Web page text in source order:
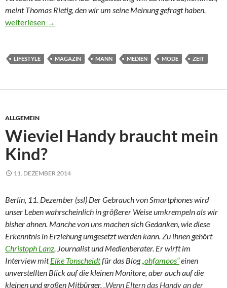
meint Thomas Rietig, den wir um seine Meinung gefragt haben.
Gediegene Langeweile zwischen Rolex und Prada
weiterlesen →
LIFESTYLE MAGAZIN MANN MEDIEN MODE ZEIT
ALLGEMEIN
Wieviel Handy braucht mein
Kind?
11. DEZEMBER 2014
Berlin, 11. Dezember (ssl) Der Gebrauch von Smartphones wird
unser Leben wahrscheinlich in größerer Weise umkrempeln als wir
bisher ahnen. Manche von uns machen sich Gedanken, wie diese
Erkenntnis in Erziehung umgesetzt werden kann. Zu ihnen gehört
Christoph Lanz , Journalist und Medienberater. Er wirft im
Interview mitElke Tonscheidtfür das Blog „ohfamoos“einen
unverstellten Blick auf die kleinen Monitore, aber auch auf die
kleinen und großen Mitbürger. „Wenn Eltern das Handy an der